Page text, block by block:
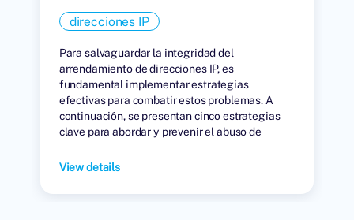
arrendamiento.
direcciones IP
Para salvaguardar la integridad del
arrendamiento de direcciones IP, es
fundamental implementar estrategias
efectivas para combatir estos problemas. A
continuación, se presentan cinco estrategias
clave para abordar y prevenir el abuso de
View details